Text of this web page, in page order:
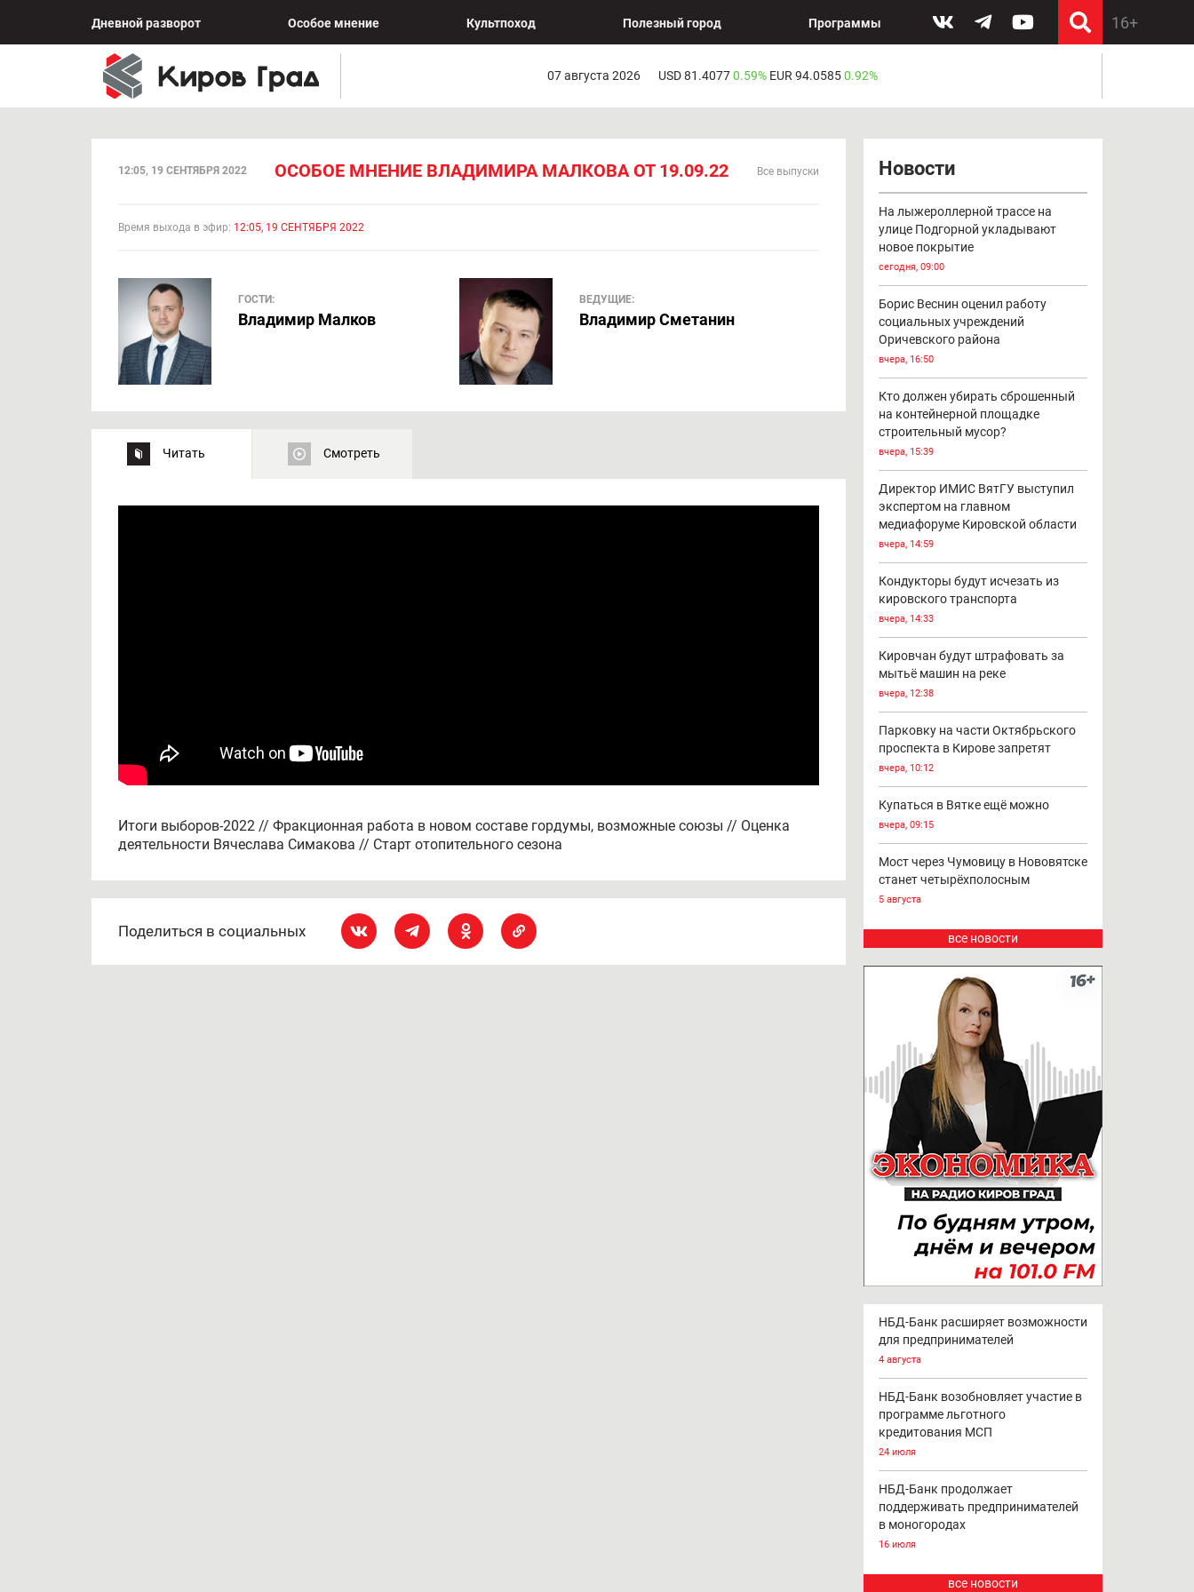
Дневной разворот Особое мнение Культпоход Полезный город Программы
07 августа 2026 USD 81.40770.59% EUR 94.05850.92%
12:05, 19 СЕНТЯБРЯ 2022 ОСОБОЕ МНЕНИЕ ВЛАДИМИРА МАЛКОВА ОТ 19.09.22 Все выпуски
Время выхода в эфир: 12:05, 19 СЕНТЯБРЯ 2022
ГОСТИ:
Владимир Малков
ВЕДУЩИЕ:
Владимир Сметанин
Читать Смотреть
Итоги выборов-2022 // Фракционная работа в новом составе гордумы, возможные союзы // Оценка
деятельности Вячеслава Симакова // Старт отопительного сезона
Поделиться в социальных
Новости
На лыжероллерной трассе на
улице Подгорной укладывают
новое покрытие
сегодня, 09:00
Борис Веснин оценил работу
социальных учреждений
Оричевского района
вчера, 16:50
Кто должен убирать сброшенный
на контейнерной площадке
строительный мусор?
вчера, 15:39
Директор ИМИС ВятГУ выступил
экспертом на главном
медиафоруме Кировской области
вчера, 14:59
Кондукторы будут исчезать из
кировского транспорта
вчера, 14:33
Кировчан будут штрафовать за
мытьё машин на реке
вчера, 12:38
Парковку на части Октябрьского
проспекта в Кирове запретят
вчера, 10:12
Купаться в Вятке ещё можно
вчера, 09:15
Мост через Чумовицу в Нововятске
станет четырёхполосным
5 августа
все новости
НБД-Банк расширяет возможности
для предпринимателей
4 августа
НБД-Банк возобновляет участие в
программе льготного
кредитования МСП
24 июля
НБД-Банк продолжает
поддерживать предпринимателей
в моногородах
16 июля
все новости